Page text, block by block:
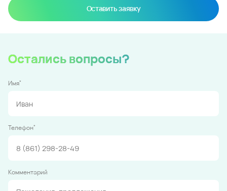
Оставить заявку
Остались вопросы?
Имя*
Телефон*
Комментарий